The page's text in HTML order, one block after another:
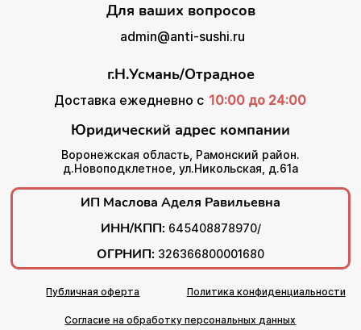
Для ваших вопросов
admin@anti-sushi.ru
г.Н.Усмань/Отрадное
Доставка ежедневно с 10:00 до 24:00
Юридический адрес компании
Воронежская область, Рамонский район.
д.Новоподклетное, ул.Никольская, д.61а
ИП Маслова Аделя Равильевна
ИНН/КПП: 645408878970/
ОГРНИП: 326366800001680
Публичная оферта Политика конфиденциальности
Согласие на обработку персональных данных